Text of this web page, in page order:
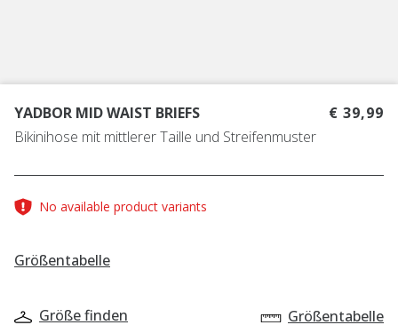
YADBOR MID WAIST BRIEFS
Bikinihose mit mittlerer Taille und Streifenmuster
€ 39,99
No available product variants
Größentabelle
Größe finden Größentabelle